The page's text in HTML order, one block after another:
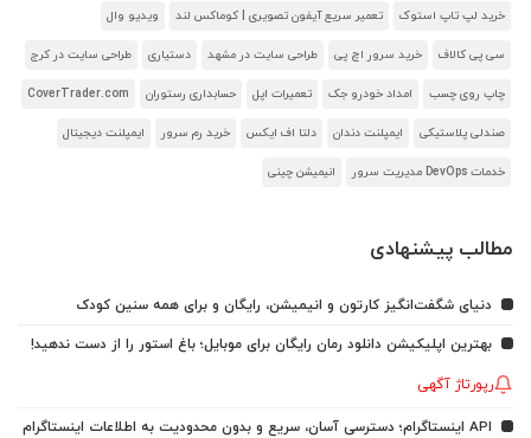
خرید لپ تاپ استوک تعمیر سریع آیفون تصویری | کوماکس لند ویدیو وال
سی پی کالاف خرید سرور اچ پی طراحی سایت در مشهد دستیاری طراحی سایت در کرج
چاپ روی چسب امداد خودرو جک تعمیرات اپل حسابداری رستوران CoverTrader.com
صندلی پلاستیکی ایمپلنت دندان دلتا اف ایکس خرید رم سرور ایمپلنت دیجیتال
خدمات DevOps مدیریت سرور انیمیشن چینی
مطالب پیشنهادی
دنیای شگفت‌انگیز کارتون و انیمیشن، رایگان و برای همه سنین کودک
بهترین اپلیکیشن دانلود رمان رایگان برای موبایل؛ باغ استور را از دست ندهید!
رپورتاژ آگهی
API اینستاگرام؛ دسترسی آسان، سریع و بدون محدودیت به اطلاعات اینستاگرام